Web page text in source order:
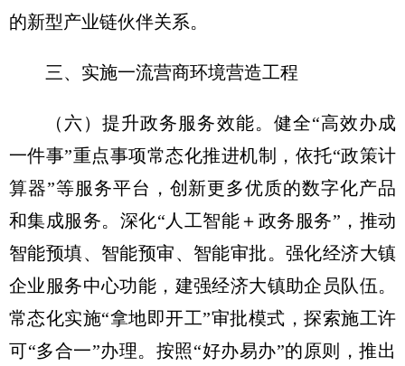
的新型产业链伙伴关系。
三、实施一流营商环境营造工程
（六）提升政务服务效能。 健全“高效办成
一件事”重点事项常态化推进机制，依托“政策计
算器”等服务平台，创新更多优质的数字化产品
和集成服务。深化“人工智能＋政务服务”，推动
智能预填、智能预审、智能审批。强化经济大镇
企业服务中心功能，建强经济大镇助企员队伍。
常态化实施“拿地即开工”审批模式，探索施工许
可“多合一”办理。按照“好办易办”的原则，推出